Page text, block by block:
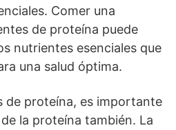
Comer una
de proteína puede
nutrientes esenciales que
una salud óptima.
de proteína, es importante
la proteína también. La